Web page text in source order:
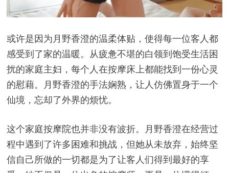
或许是因为月野香澄的温柔体贴，使得每一位客人都
感受到了家的温暖。从疲惫不堪的白领到饱受生活困
扰的家庭主妇，每个人在按摩床上都能找到一份心灵
的慰藉。月野香澄的手法娴熟，让人仿佛置身于一个
仙境，忘却了外界的烦忧。
这个家庭按摩院也并非没有波折。月野香澄在经营过
程中遇到了许多困难和挑战，但她从未放弃，始终坚
信自己所做的一切都是为了让客人们得到最好的享